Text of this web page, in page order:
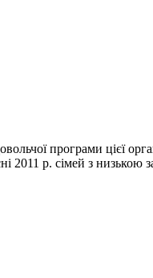
програми цієї
2011 р. сімей з низькою